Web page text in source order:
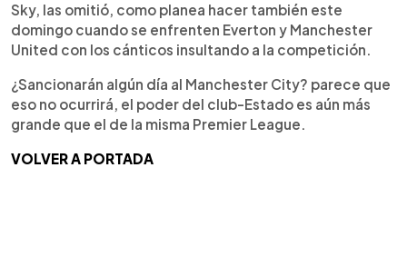
Sky, las omitió, como planea hacer también este
domingo cuando se enfrenten Everton y Manchester
United con los cánticos insultando a la competición.
¿Sancionarán algún día al Manchester City? parece que
eso no ocurrirá, el poder del club-Estado es aún más
grande que el de la misma Premier League.
VOLVER A PORTADA